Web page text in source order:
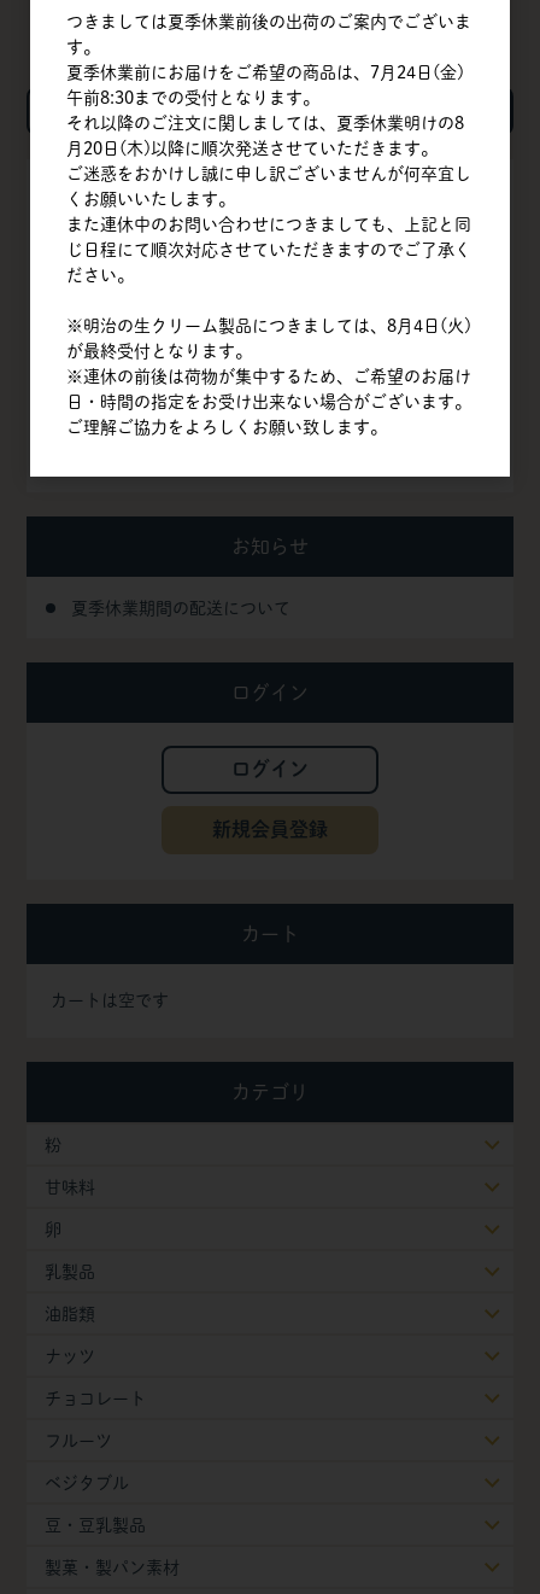
TOP
会社概要
クイックオーダー
よくある質問
お知らせ
夏季休業期間の配送について
ログイン
ログイン
新規会員登録
カート
カートは空です
カテゴリ
粉
甘味料
卵
乳製品
油脂類
ナッツ
チョコレート
フルーツ
ベジタブル
豆・豆乳製品
製菓・製パン素材
つきましては夏季休業前後の出荷のご案内でございま
す。
夏季休業前にお届けをご希望の商品は、7月24日(金)
午前8:30までの受付となります。
それ以降のご注文に関しましては、夏季休業明けの8
月20日(木)以降に順次発送させていただきます。
ご迷惑をおかけし誠に申し訳ございませんが何卒宜し
くお願いいたします。
また連休中のお問い合わせにつきましても、上記と同
じ日程にて順次対応させていただきますのでご了承く
ださい。
※明治の生クリーム製品につきましては、8月4日(火)
が最終受付となります。
※連休の前後は荷物が集中するため、ご希望のお届け
日・時間の指定をお受け出来ない場合がございます。
ご理解ご協力をよろしくお願い致します。